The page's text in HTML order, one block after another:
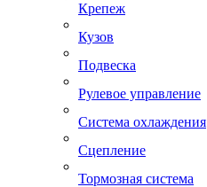
Крепеж
Кузов
Подвеска
Рулевое управление
Система охлаждения
Сцепление
Тормозная система